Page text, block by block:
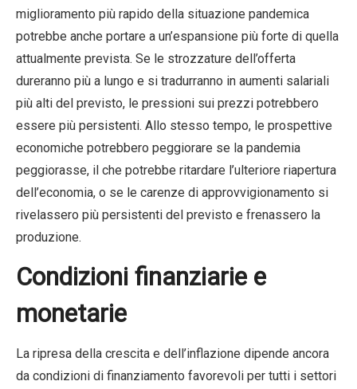
miglioramento più rapido della situazione pandemica
potrebbe anche portare a un’espansione più forte di quella
attualmente prevista. Se le strozzature dell’offerta
dureranno più a lungo e si tradurranno in aumenti salariali
più alti del previsto, le pressioni sui prezzi potrebbero
essere più persistenti. Allo stesso tempo, le prospettive
economiche potrebbero peggiorare se la pandemia
peggiorasse, il che potrebbe ritardare l’ulteriore riapertura
dell’economia, o se le carenze di approvvigionamento si
rivelassero più persistenti del previsto e frenassero la
produzione.
Condizioni finanziarie e
monetarie
La ripresa della crescita e dell’inflazione dipende ancora
da condizioni di finanziamento favorevoli per tutti i settori